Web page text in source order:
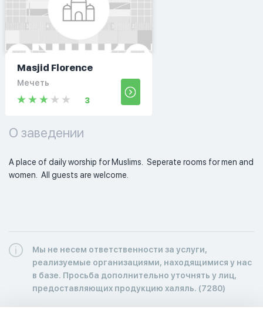
Masjid Florence
Мечеть
3
О заведении
A place of daily worship for Muslims.  Seperate rooms for men and
women.  All guests are welcome.
Мы не несем ответственности за услуги,
реализуемые организациями, находящимися у нас
в базе. Просьба дополнительно уточнять у лиц,
предоставляющих продукцию халяль. (7280)